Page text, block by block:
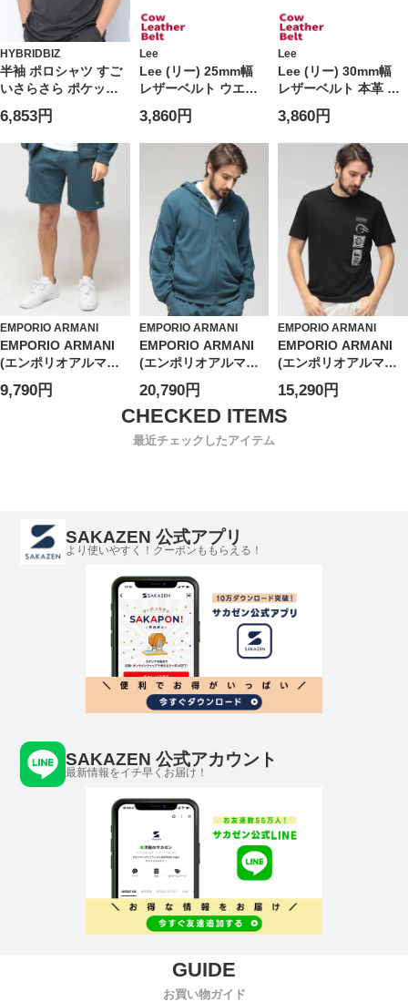
HYBRIDBIZ
半袖 ポロシャツ すご
いさらさら ポケット
トップス 無地 涼しい
春 夏 大きいサイズ メ
ンズ ビジネス
6,853円
Lee
Lee (リー) 25mm幅
レザーベルト ウエス
タン ゴールド ピンバ
ックル 本革 ユニセッ
クス 0120599G
3,860円
Lee
Lee (リー) 30mm幅
レザーベルト 本革 ゴ
ールドバックル ミニ
ロゴ ユニセックス
120597
3,860円
EMPORIO ARMANI
EMPORIO ARMANI
(エンポリオアルマー
ニ) メンズ ショートパ
ンツ ロゴテープ ウエ
9,790円
EMPORIO ARMANI
EMPORIO ARMANI
(エンポリオアルマー
ニ) メンズ パーカー
長袖 ロゴテープ フル
ジップ
EAUEM653AF18887
20,790円
EMPORIO ARMANI
EMPORIO ARMANI
(エンポリオアルマー
ニ) メンズ Tシャツ 半
袖 プリント＆刺繍 ク
ルーネック カットソ
15,290円
最近チェックしたアイテム
SAKAZEN 公式アプリ
より使いやすく！クーポンももらえる！
SAKAZEN 公式アカウント
最新情報をイチ早くお届け！
お買い物ガイド